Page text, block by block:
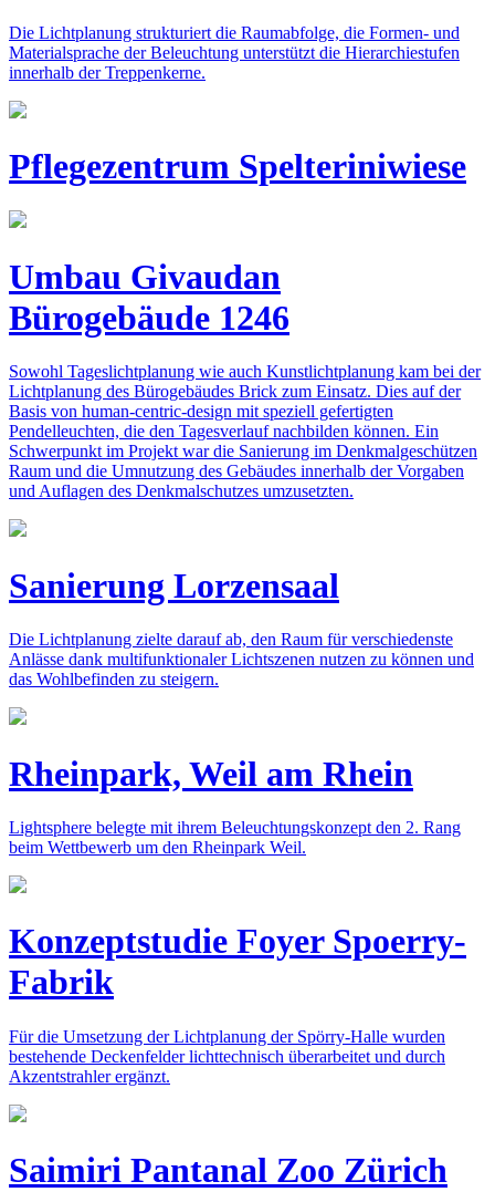
Die Lichtplanung strukturiert die Raumabfolge, die Formen- und
Materialsprache der Beleuchtung unterstützt die Hierarchiestufen
innerhalb der Treppenkerne.
Pflegezentrum Spelteriniwiese
Umbau Givaudan
Bürogebäude 1246
Sowohl Tageslichtplanung wie auch Kunstlichtplanung kam bei der
Lichtplanung des Bürogebäudes Brick zum Einsatz. Dies auf der
Basis von human-centric-design mit speziell gefertigten
Pendelleuchten, die den Tagesverlauf nachbilden können. Ein
Schwerpunkt im Projekt war die Sanierung im Denkmalgeschützen
Raum und die Umnutzung des Gebäudes innerhalb der Vorgaben
und Auflagen des Denkmalschutzes umzusetzten.
Sanierung Lorzensaal
Die Lichtplanung zielte darauf ab, den Raum für verschiedenste
Anlässe dank multifunktionaler Lichtszenen nutzen zu können und
das Wohlbefinden zu steigern.
Rheinpark, Weil am Rhein
Lightsphere belegte mit ihrem Beleuchtungskonzept den 2. Rang
beim Wettbewerb um den Rheinpark Weil.
Konzeptstudie Foyer Spoerry-
Fabrik
Für die Umsetzung der Lichtplanung der Spörry-Halle wurden
bestehende Deckenfelder lichttechnisch überarbeitet und durch
Akzentstrahler ergänzt.
Saimiri Pantanal Zoo Zürich